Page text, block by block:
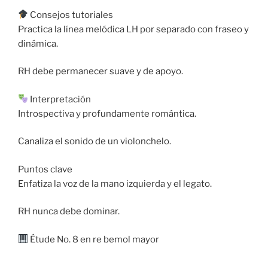
Consejos tutoriales
Practica la línea melódica LH por separado con fraseo y
dinámica.
RH debe permanecer suave y de apoyo.
Interpretación
Introspectiva y profundamente romántica.
Canaliza el sonido de un violonchelo.
Puntos clave
Enfatiza la voz de la mano izquierda y el legato.
RH nunca debe dominar.
Étude No. 8 en re bemol mayor